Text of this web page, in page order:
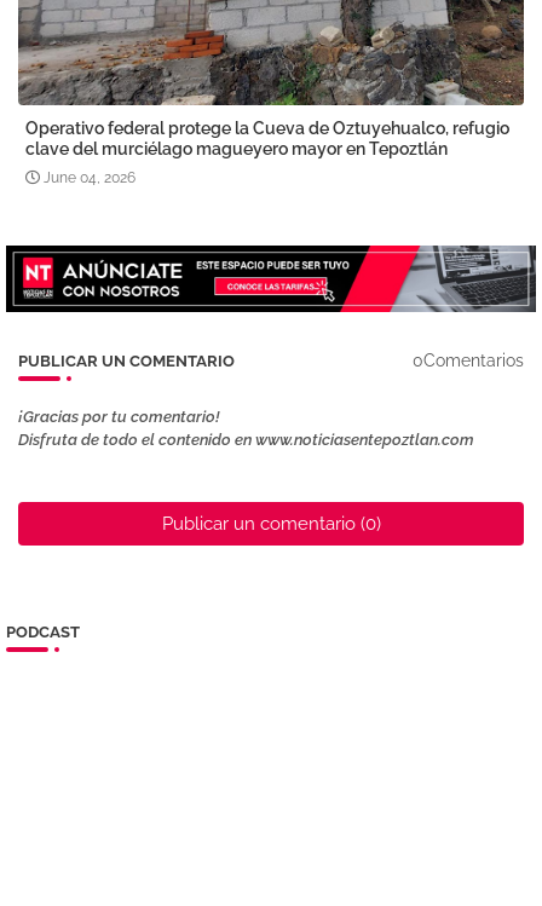
Operativo federal protege la Cueva de Oztuyehualco, refugio
clave del murciélago magueyero mayor en Tepoztlán
June 04, 2026
PUBLICAR UN COMENTARIO 0Comentarios
¡Gracias por tu comentario!
Disfruta de todo el contenido en www.noticiasentepoztlan.com
Publicar un comentario (0)
PODCAST